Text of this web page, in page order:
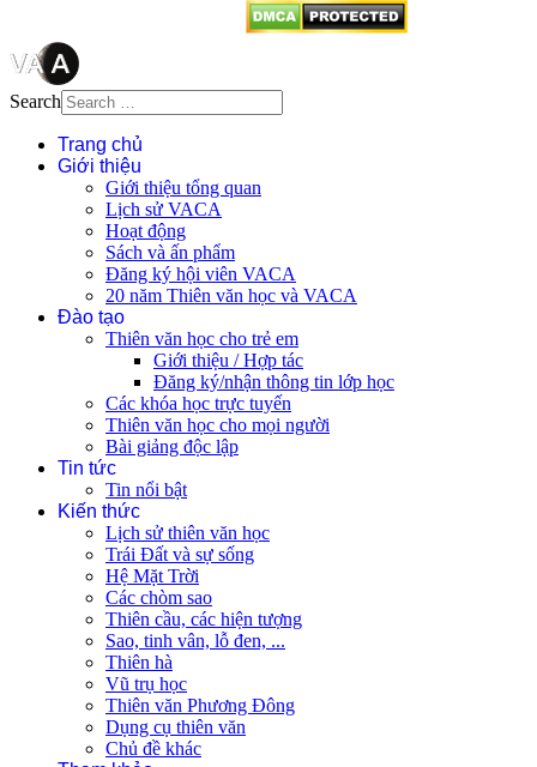
Search
Trang chủ
Giới thiệu
Giới thiệu tổng quan
Lịch sử VACA
Hoạt động
Sách và ấn phẩm
Đăng ký hội viên VACA
20 năm Thiên văn học và VACA
Đào tạo
Thiên văn học cho trẻ em
Giới thiệu / Hợp tác
Đăng ký/nhận thông tin lớp học
Các khóa học trực tuyến
Thiên văn học cho mọi người
Bài giảng độc lập
Tin tức
Tin nổi bật
Kiến thức
Lịch sử thiên văn học
Trái Đất và sự sống
Hệ Mặt Trời
Các chòm sao
Thiên cầu, các hiện tượng
Sao, tinh vân, lỗ đen, ...
Thiên hà
Vũ trụ học
Thiên văn Phương Đông
Dụng cụ thiên văn
Chủ đề khác